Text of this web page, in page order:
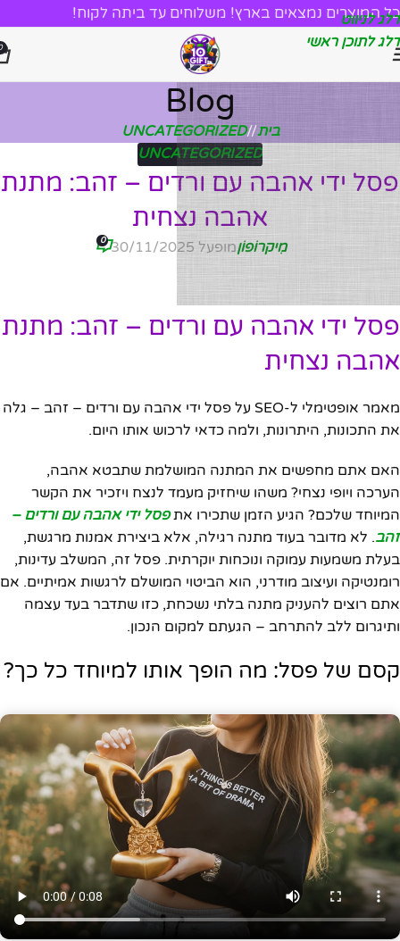
דלג לניווט
דלג לתוכן ראשי
כל המוצרים נמצאים בארץ! משלוחים עד ביתה לקוח!
Blog
בית/
UNCATEGORIZED
UNCATEGORIZED
פסל ידי אהבה עם ורדים – זהב: מתנת
אהבה נצחית
מִיקרוֹפוֹןמופעל 30/11/2025 0
פסל ידי אהבה עם ורדים – זהב: מתנת
אהבה נצחית
מאמר אופטימלי ל-SEO על פסל ידי אהבה עם ורדים – זהב – גלה
את התכונות, היתרונות, ולמה כדאי לרכוש אותו היום.
האם אתם מחפשים את המתנה המושלמת שתבטא אהבה,
הערכה ויופי נצחי? משהו שיחזיק מעמד לנצח ויזכיר את הקשר
המיוחד שלכם? הגיע הזמן שתכירו אתפסל ידי אהבה עם ורדים –
זהב. לא מדובר בעוד מתנה רגילה, אלא ביצירת אמנות מרגשת,
בעלת משמעות עמוקה ונוכחות יוקרתית. פסל זה, המשלב עדינות,
רומנטיקה ועיצוב מודרני, הוא הביטוי המושלם לרגשות אמיתיים. אם
אתם רוצים להעניק מתנה בלתי נשכחת, כזו שתדבר בעד עצמה
ותיגרום ללב להתרחב – הגעתם למקום הנכון.
קסם של פסל: מה הופך אותו למיוחד כל כך?